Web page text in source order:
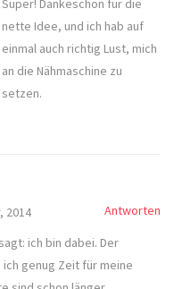
nette Idee, und ich hab auf
einmal auch richtig Lust, mich
an die Nähmaschine zu
setzen.
2014
Antworten
ich bin dabei. Der
genug Zeit für meine